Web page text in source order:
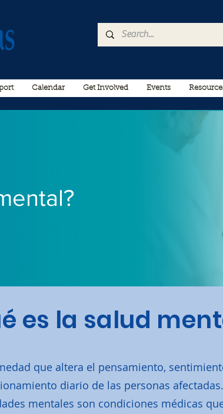
Calendar Get Involved Events
es la salud
que altera el pensamiento,
diario de las personas
mentales son condiciones médicas